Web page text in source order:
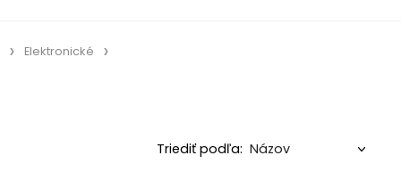
Elektronické
Triediť podľa: